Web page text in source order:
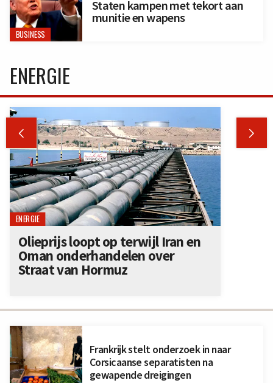
BUSINESS
Staten kampen met tekort aan
munitie en wapens
Frankrijk stelt onderzoek in naar
Corsicaanse separatisten na
gewapende dreigingen
ENERGIE
 
ENERGIE
Olieprijs loopt op terwijl Iran en
Oman onderhandelen over
Straat van Hormuz